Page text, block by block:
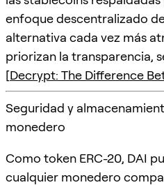
enfoque descentralizado
alternativa cada vez más
priorizan la transparencia,
[Decrypt: The Difference
Seguridad y
monedero
Como token ERC-20, DAI
cualquier monedero